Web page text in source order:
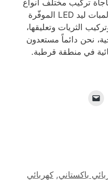
تركيب مختلف أنواع
الإضاءة سبوت لايت وتركيب لمبات ليد LED الموفّرة
الثريات وتعليقها،
نحن دائماً مستعدون
في منطقة قرطبة.
باكستاني,كهربائي